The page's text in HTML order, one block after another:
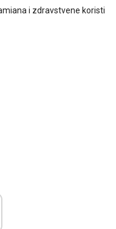
i zdravstvene koristi